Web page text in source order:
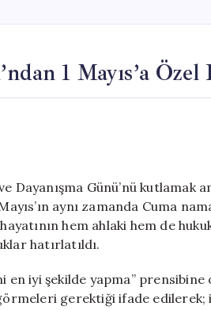
1 Mayıs’a
Dayanışma Günü’nü kutlamak
aynı zamanda Cuma
hem ahlaki hem de
hatırlatıldı.
en iyi şekilde yapma”
gerektiği ifade